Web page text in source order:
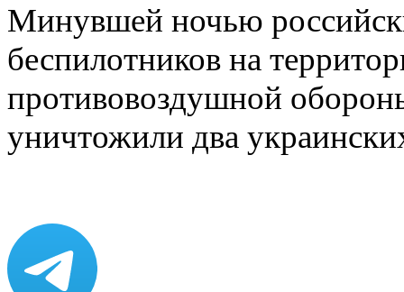
Минувшей ночью
беспилотников на
противовоздушной
уничтожили два